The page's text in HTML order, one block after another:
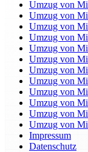
Umzug von
Umzug von
Umzug von
Umzug von
Umzug von
Umzug von
Umzug von
Umzug von
Umzug von
Umzug von
Umzug von
Umzug von
Impressum
Datenschutz